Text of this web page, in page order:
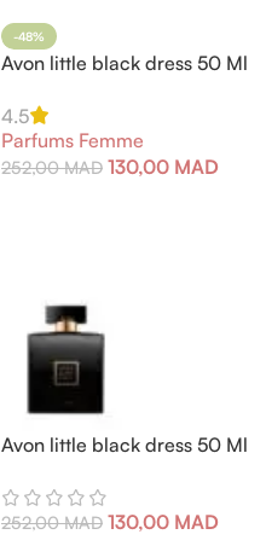
-48%
Avon little black dress 50 Ml
4.5
Parfums Femme
252,00MAD 130,00 MAD
Avon little black dress 50 Ml
252,00MAD 130,00 MAD